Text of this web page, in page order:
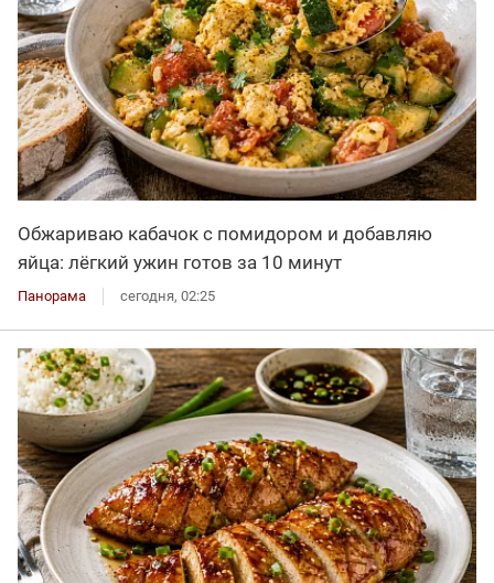
Обжариваю кабачок с помидором и добавляю
яйца: лёгкий ужин готов за 10 минут
Панорама сегодня, 02:25